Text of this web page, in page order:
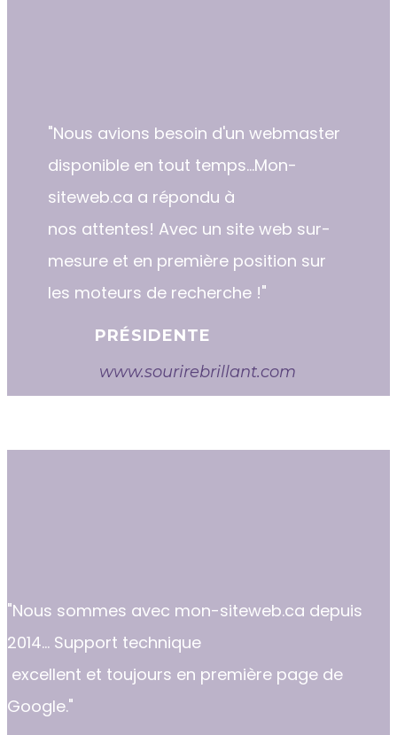
"​Nous avions besoin d'un webmaster
disponible en tout temps...Mon-
siteweb.ca a répondu à
nos attentes! Avec un site web sur-
mesure et en première position sur
les moteurs de recherche !"
PRÉSIDENTE
www.sourirebrillant.com
"​​Nous sommes avec mon-siteweb.ca depuis
2014... Support technique
excellent et toujours en première page de
Google."